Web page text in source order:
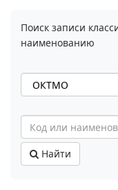
Поиск записи
наименованию
Найти